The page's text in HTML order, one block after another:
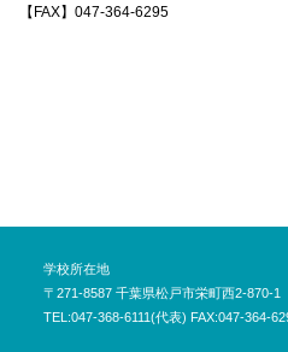
【FAX】047-364-6295
学校所在地
〒271-8587 千葉県松戸市栄町西2-870-1
TEL:047-368-6111(代表) FAX:047-364-